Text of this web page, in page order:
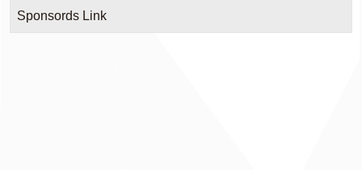
Sponsords Link